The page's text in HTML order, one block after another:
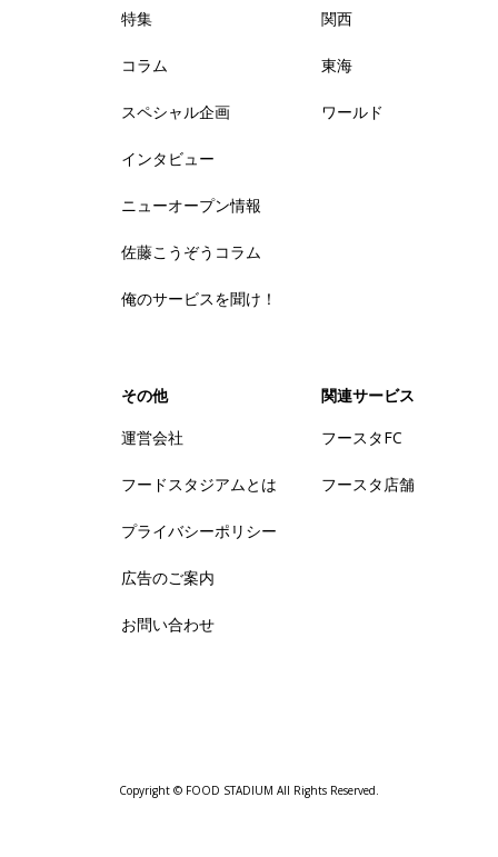
特集
コラム
スペシャル企画
インタビュー
ニューオープン情報
佐藤こうぞうコラム
俺のサービスを聞け！
関西
東海
ワールド
その他
運営会社
フードスタジアムとは
プライバシーポリシー
広告のご案内
お問い合わせ
関連サービス
フースタFC
フースタ店舗
Copyright © FOOD STADIUM All Rights Reserved.